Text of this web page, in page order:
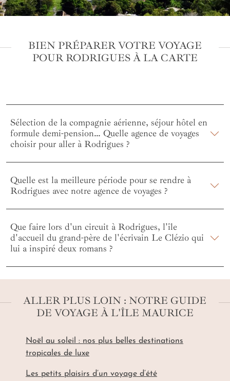
BIEN PRÉPARER VOTRE VOYAGE
POUR RODRIGUES À LA CARTE
Sélection de la compagnie aérienne, séjour hôtel en
formule demi-pension… Quelle agence de voyages
choisir pour aller à Rodrigues ?
Quelle est la meilleure période pour se rendre à
Rodrigues avec notre agence de voyages ?
Que faire lors d'un circuit à Rodrigues, l'île
d'accueil du grand-père de l'écrivain Le Clézio qui
lui a inspiré deux romans ?
ALLER PLUS LOIN : NOTRE GUIDE
DE VOYAGE À L'ÎLE MAURICE
Noël au soleil : nos plus belles destinations
tropicales de luxe
Les petits plaisirs d’un voyage d’été